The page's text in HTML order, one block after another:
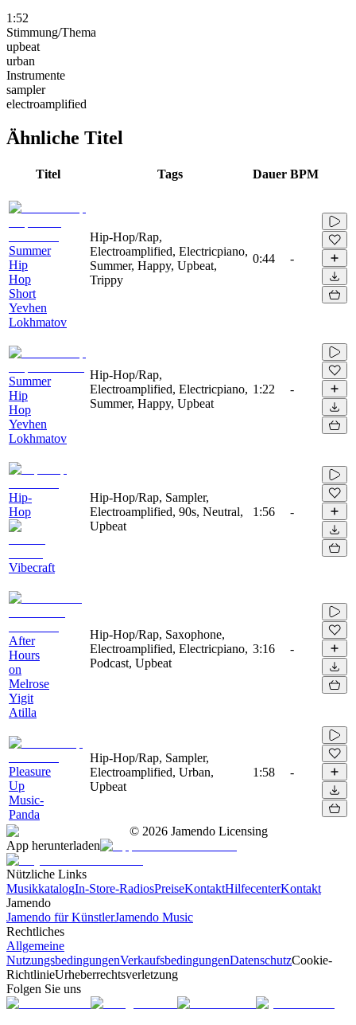
1:52
Stimmung/Thema
upbeat
urban
Instrumente
sampler
electroamplified
Ähnliche Titel
Titel Tags Dauer BPM
Summer
Hip
Hop
Short
Yevhen
Lokhmatov
Hip-Hop/Rap,
Electroamplified, Electricpiano,
Summer, Happy, Upbeat,
Trippy
0:44 -
Summer
Hip
Hop
Yevhen
Lokhmatov
Hip-Hop/Rap,
Electroamplified, Electricpiano,
Summer, Happy, Upbeat
1:22 -
Hip-
Hop
Vibecraft
Hip-Hop/Rap, Sampler,
Electroamplified, 90s, Neutral,
Upbeat
1:56 -
After
Hours
on
Melrose
Yigit
Atilla
Hip-Hop/Rap, Saxophone,
Electroamplified, Electricpiano,
Podcast, Upbeat
3:16 -
Pleasure
Up
Music-
Panda
Hip-Hop/Rap, Sampler,
Electroamplified, Urban,
Upbeat
1:58 -
© 2026 Jamendo Licensing
App herunterladen
Nützliche Links
MusikkatalogIn-Store-RadiosPreiseKontaktHilfecenterKontakt
Jamendo
Jamendo für KünstlerJamendo Music
Rechtliches
Allgemeine
NutzungsbedingungenVerkaufsbedingungenDatenschutzCookie-
RichtlinieUrheberrechtsverletzung
Folgen Sie uns